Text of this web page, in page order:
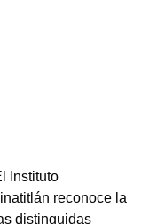
Instituto
reconoce la
distinguidas